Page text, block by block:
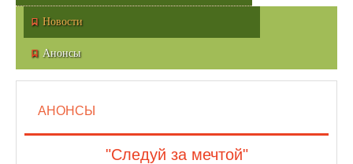
Новости
Анонсы
АНОНСЫ
"Следуй за мечтой"